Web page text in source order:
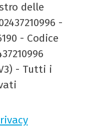
delle
-
- Codice
- Tutti i